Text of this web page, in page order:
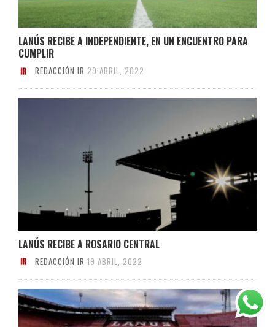
LANÚS RECIBE A INDEPENDIENTE, EN UN ENCUENTRO PARA
CUMPLIR
REDACCIÓN IR 29 ABRIL, 2022
LANÚS RECIBE A ROSARIO CENTRAL
REDACCIÓN IR 19 ABRIL, 2022